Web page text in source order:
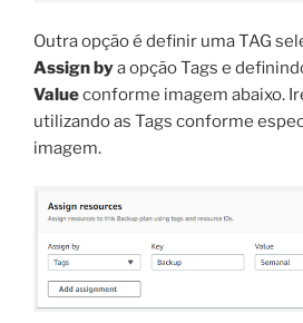
Outra opção é definir uma TAG
Assign bya opção Tags e
Valueconforme imagem abaixo.
utilizando as Tags conforme
imagem.